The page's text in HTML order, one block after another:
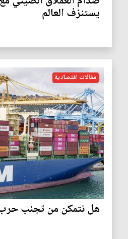
يستنزف العالم
مقالات اقتصادية
هل نتمكن من تجنب حرب